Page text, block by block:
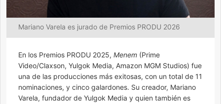
Mariano Varela es jurado de Premios PRODU 2026
En los Premios PRODU 2025, Menem (Prime
Video/Claxson, Yulgok Media, Amazon MGM Studios) fue
una de las producciones más exitosas, con un total de 11
nominaciones, y cinco galardones. Su creador, Mariano
Varela, fundador de Yulgok Media y quien también es